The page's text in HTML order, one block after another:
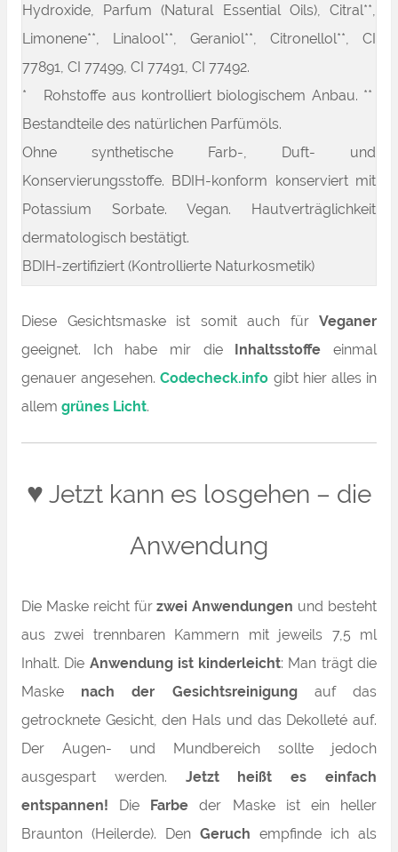
Hydroxide, Parfum (Natural Essential Oils), Citral**,
Limonene**, Linalool**, Geraniol**, Citronellol**, CI
77891, CI 77499, CI 77491, CI 77492.
* Rohstoffe aus kontrolliert biologischem Anbau. **
Bestandteile des natürlichen Parfümöls.
Ohne synthetische Farb-, Duft- und
Konservierungsstoffe. BDIH-konform konserviert mit
Potassium Sorbate. Vegan. Hautverträglichkeit
dermatologisch bestätigt.
BDIH-zertifiziert (Kontrollierte Naturkosmetik)
Diese Gesichtsmaske ist somit auch für Veganer
geeignet. Ich habe mir die Inhaltsstoffe einmal
genauer angesehen.Codecheck.info gibt hier alles in
allem grünes Licht.
♥ Jetzt kann es losgehen – die
Anwendung
Die Maske reicht fürzwei Anwendungen und besteht
aus zwei trennbaren Kammern mit jeweils 7,5 ml
Inhalt. Die Anwendung ist kinderleicht: Man trägt die
Maske nach der Gesichtsreinigungauf das
getrocknete Gesicht, den Hals und das Dekolleté auf.
Der Augen- und Mundbereich sollte jedoch
ausgespart werden. Jetzt heißt es einfach
entspannen! Die Farbe der Maske ist ein heller
Braunton (Heilerde). Den Geruch empfinde ich als